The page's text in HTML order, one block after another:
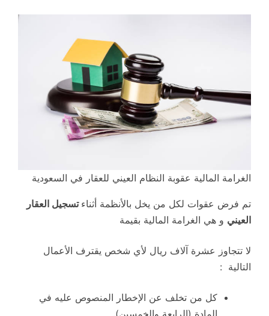
الغرامة المالية عقوبة النظام العيني للعقار في السعودية
تم فرض عقوات لكل من يخل بالأنظمة أثناء تسجيل العقار
العيني و هي الغرامة المالية بقيمة
لا تتجاوز عشرة آلاف ريال لأي شخص يقترف الأعمال
التالية :
كل من تخلف عن الإخطار المنصوص عليه في